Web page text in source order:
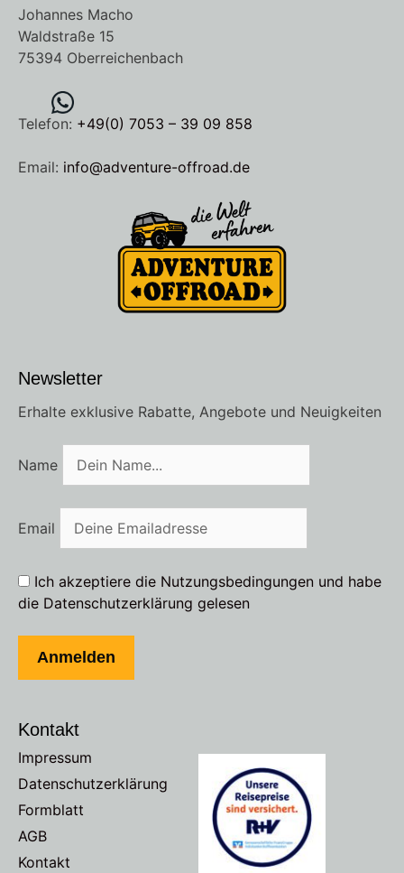
Johannes Macho
Waldstraße 15
75394 Oberreichenbach
Telefon: +49(0) 7053 – 39 09 858
Email: info@adventure-offroad.de
Newsletter
Erhalte exklusive Rabatte, Angebote und Neuigkeiten
Name
Email
Ich akzeptiere die Nutzungsbedingungen und habe
die Datenschutzerklärung gelesen
Kontakt
Impressum
Datenschutzerklärung
Formblatt
AGB
Kontakt